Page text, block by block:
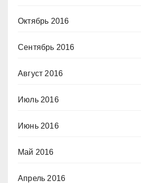
Октябрь 2016
Сентябрь 2016
Август 2016
Июль 2016
Июнь 2016
Май 2016
Апрель 2016